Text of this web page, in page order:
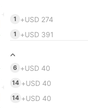
USD 274+
1
USD 391+
1
USD 40+
6
USD 40+
14
USD 40+
14